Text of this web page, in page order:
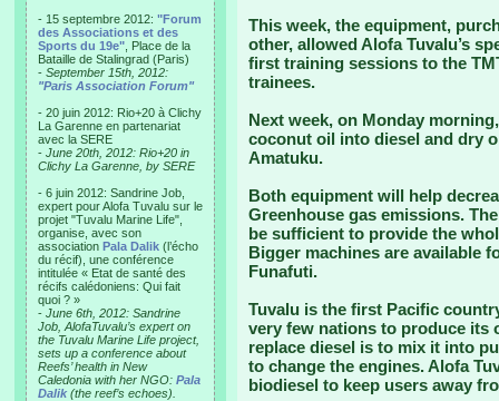
- 15 septembre 2012: "Forum
des Associations et des
Sports du 19e" , Place de la
Bataille de Stalingrad (Paris)
- September 15th, 2012:
"Paris Association Forum"
- 20 juin 2012: Rio+20 à Clichy
La Garenne en partenariat
avec la SERE
- June 20th, 2012: Rio+20 in
Clichy La Garenne, by SERE
- 6 juin 2012: Sandrine Job,
expert pour Alofa Tuvalu sur le
projet "Tuvalu Marine Life",
organise, avec son
association Pala Dalik (l’écho
du récif), une conférence
intitulée « Etat de santé des
récifs calédoniens: Qui fait
quoi ? »
- June 6th, 2012: Sandrine
Job, AlofaTuvalu’s expert on
the Tuvalu Marine Life project,
sets up a conference about
Reefs’ health in New
Caledonia with her NGO: Pala
Dalik (the reef’s echoes).
This week, the equipment,
other, allowed Alofa Tuvalu’s
first training sessions to the
trainees.
Next week, on Monday
coconut oil into diesel and dry
Amatuku.
Both equipment will help
Greenhouse gas emissions.
be sufficient to provide the
Bigger machines are available
Funafuti.
Tuvalu is the first Pacific
very few nations to produce its
replace diesel is to mix it into
to change the engines. Alofa
biodiesel to keep users away